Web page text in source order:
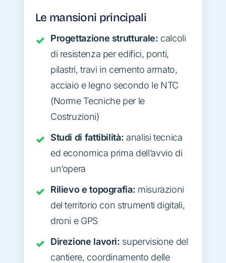
Le mansioni principali
Progettazione strutturale: calcoli
di resistenza per edifici, ponti,
pilastri, travi in cemento armato,
acciaio e legno secondo le NTC
(Norme Tecniche per le
Costruzioni)
Studi di fattibilità: analisi tecnica
ed economica prima dell’avvio di
un’opera
Rilievo e topografia: misurazioni
del territorio con strumenti digitali,
droni e GPS
Direzione lavori: supervisione del
cantiere, coordinamento delle